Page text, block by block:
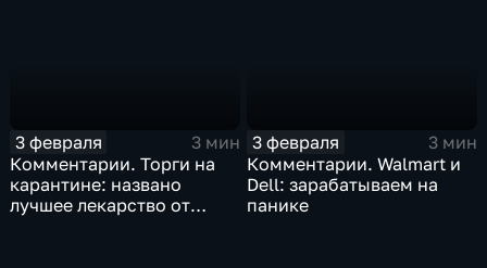
3 февраля
3 мин
Комментарии. Торги на
карантине: названо
лучшее лекарство от
3 февраля
3 мин
Комментарии. Walmart и
Dell: зарабатываем на
панике